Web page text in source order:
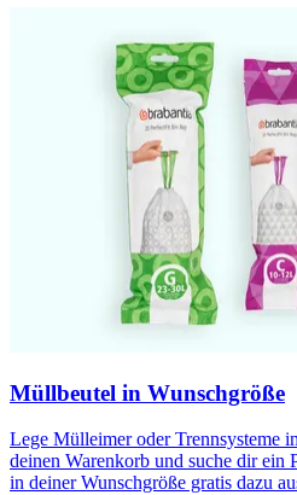
Müllbeutel in Wunschgröße
Lege Mülleimer oder Trennsysteme
deinen Warenkorb und suche dir ein
in deiner Wunschgröße gratis dazu